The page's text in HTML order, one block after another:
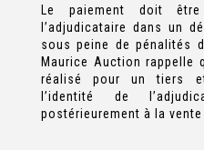
Le paiement doit
l’adjudicataire dans un
sous peine de pénalités
Maurice Auction rappelle
réalisé pour un tiers
l’identité de
postérieurement à la